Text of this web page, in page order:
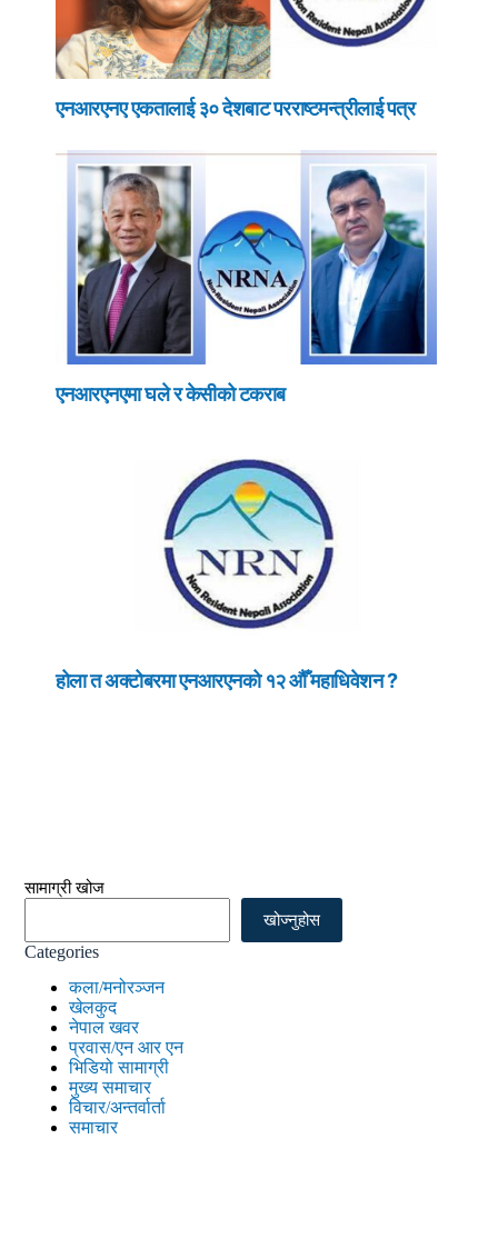
एनआरएनए एकतालाई ३० देशबाट परराष्टमन्त्रीलाई पत्र
एनआरएनएमा घले र केसीको टकराब
होला त अक्टोबरमा एनआरएनको १२ औँ महाधिवेशन ?
सामाग्री खोज
खोज्नुहोस
Categories
कला/मनोरञ्जन
खेलकुद
नेपाल खवर
प्रवास/एन आर एन
भिडियो सामाग्री
मुख्य समाचार
विचार/अन्तर्वार्ता
समाचार